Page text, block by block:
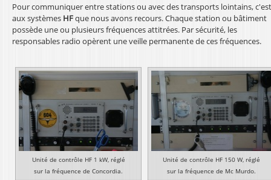
Pour communiquer entre stations ou avec des transports lointains, c'est
aux systèmes HFque nous avons recours. Chaque station ou bâtiment
possède une ou plusieurs fréquences attitrées. Par sécurité, les
responsables radio opèrent une veille permanente de ces fréquences.
Unité de contrôle HF 1 kW, réglé
sur la fréquence de Concordia.
Unité de contrôle HF 150 W, réglé
sur la fréquence de Mc Murdo.